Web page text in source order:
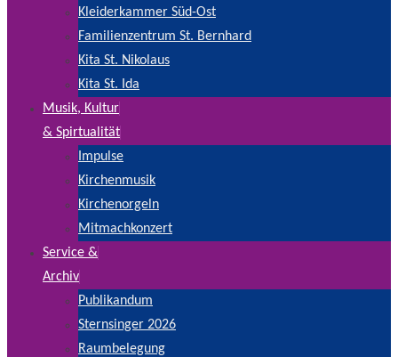
Kleiderkammer Süd-Ost
Familienzentrum St. Bernhard
Kita St. Nikolaus
Kita St. Ida
Musik, Kultur
& Spirtualität
Impulse
Kirchenmusik
Kirchenorgeln
Mitmachkonzert
Service &
Archiv
Publikandum
Sternsinger 2026
Raumbelegung